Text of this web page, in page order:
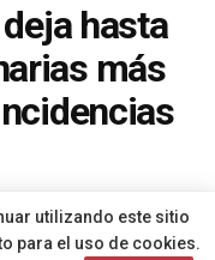
deja hasta
más
utilizando este sitio
para el uso de cookies.